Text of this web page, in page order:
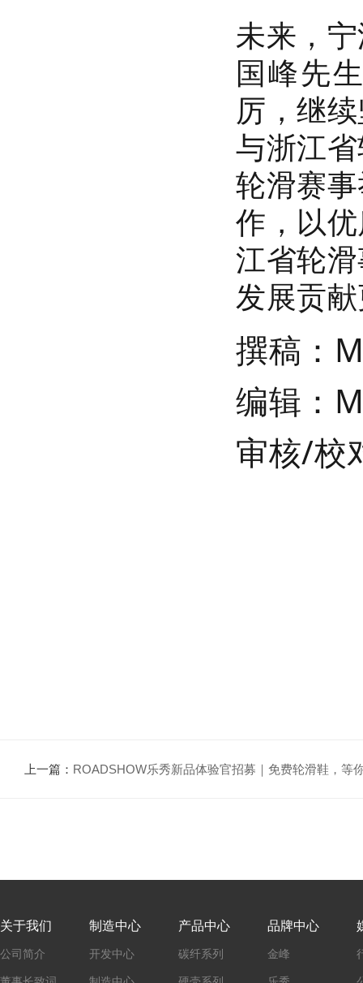
未来，
国峰先
厉，继
与浙江
轮滑赛
作，以
江省轮
发展贡
撰稿：
编辑：
审核/校
KINGFUN轮滑
上一篇： ROADSHOW乐秀新品体验官招募｜免费轮滑鞋，等
关于我们
公司简介
制造中心
开发中心
产品中心
碳纤系列
品牌中心
金峰